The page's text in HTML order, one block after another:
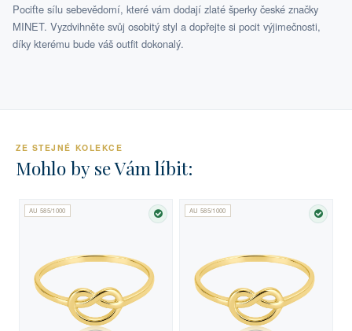
Pociťte sílu sebevědomí, které vám dodají zlaté šperky české značky
MINET. Vyzdvihněte svůj osobitý styl a dopřejte si pocit výjimečnosti,
díky kterému bude váš outfit dokonalý.
ZE STEJNÉ KOLEKCE
Mohlo by se Vám líbit:
AU 585/1000
SKLADEM
AU 585/1000